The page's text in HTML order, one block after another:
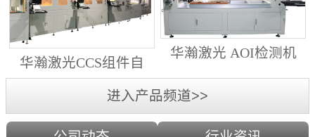
华瀚激光CCS组件自
动生产线（横向线）
华瀚激光 AOI检测机
（型号HA18DM6)
进入产品频道>>